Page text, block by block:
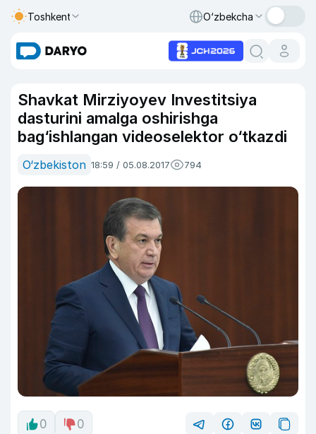
Toshkent O‘zbekcha
Shavkat Mirziyoyev Investitsiya
dasturini amalga oshirishga
bag‘ishlangan videoselektor o‘tkazdi
O‘zbekiston 18:59 / 05.08.2017 794
0 0